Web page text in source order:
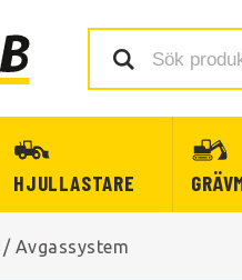
HJULLASTARE
/ Avgassystem